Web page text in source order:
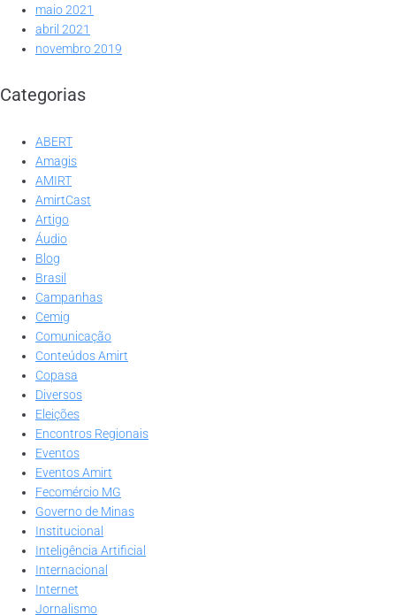
maio 2021
abril 2021
novembro 2019
Categorias
ABERT
Amagis
AMIRT
AmirtCast
Artigo
Áudio
Blog
Brasil
Campanhas
Cemig
Comunicação
Conteúdos Amirt
Copasa
Diversos
Eleições
Encontros Regionais
Eventos
Eventos Amirt
Fecomércio MG
Governo de Minas
Institucional
Inteligência Artificial
Internacional
Internet
Jornalismo